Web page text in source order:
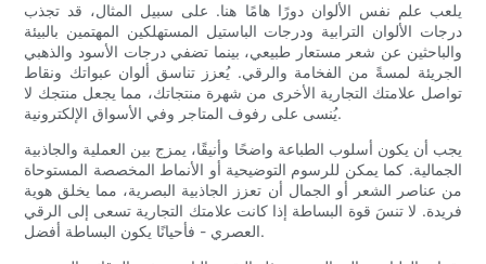
يلعب علم نفس الألوان دورًا هامًا هنا. على سبيل المثال، قد تجذب
درجات الألوان الترابية ودرجات الباستيل المستهلكين المهتمين بالبيئة
والباحثين عن شعر مستعار طبيعي، بينما تضفي درجات الأسود والذهبي
الجريئة لمسةً من الفخامة والرقي. يُعزز تناسق ألوان عبواتك ونقاط
تواصل علامتك التجارية الأخرى من شهرة منتجاتك، مما يجعل منتجك لا
يُنسى على رفوف المتاجر وفي الأسواق الإلكترونية.
يجب أن يكون أسلوب الطباعة واضحًا وأنيقًا، يمزج بين العملية والجاذبية
الجمالية. كما يمكن للرسوم التوضيحية أو الأنماط المخصصة المستوحاة
من عناصر الشعر أو الجمال أن تعزز الجاذبية البصرية، مما يخلق هوية
فريدة. لا تنسَ قوة البساطة إذا كانت علامتك التجارية تسعى إلى الرقي
العصري - فأحيانًا يكون البساطة أفضل.